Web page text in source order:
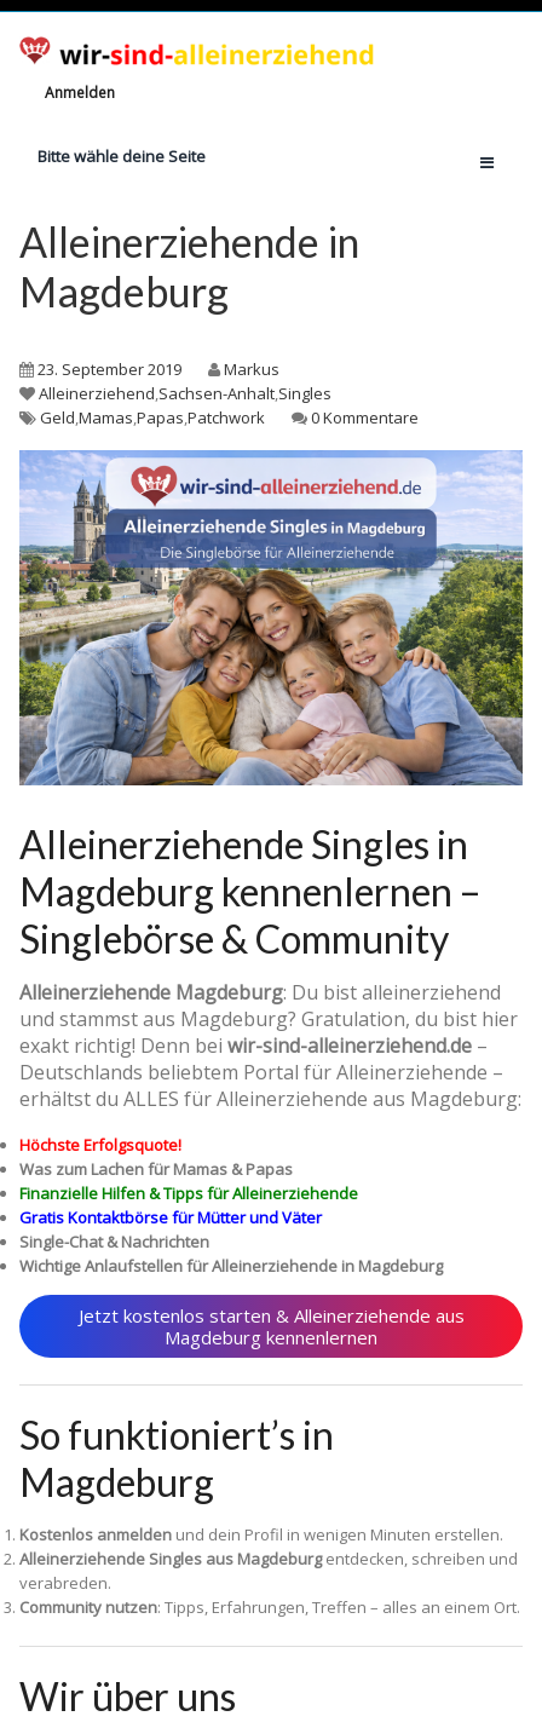
Anmelden
Bitte wähle deine Seite
Jetzt registrieren!
Ratgeber
Finanzielle Hilfe
Witze
Wissen
Rechte
Alleinerziehende in
Magdeburg
23. September 2019
Markus
Alleinerziehend,Sachsen-Anhalt,Singles
Geld,Mamas,Papas,Patchwork 0 Kommentare
Alleinerziehende Singles in
Magdeburg kennenlernen –
Singlebörse & Community
Alleinerziehende Magdeburg: Du bist alleinerziehend
und stammst aus Magdeburg? Gratulation, du bist hier
exakt richtig! Denn bei wir-sind-alleinerziehend.de –
Deutschlands beliebtem Portal für Alleinerziehende –
erhältst du ALLES für Alleinerziehende aus Magdeburg:
Höchste Erfolgsquote!
Was zum Lachen für Mamas & Papas
Finanzielle Hilfen & Tipps für Alleinerziehende
Gratis Kontaktbörse für Mütter und Väter
Single-Chat & Nachrichten
Wichtige Anlaufstellen für Alleinerziehende in Magdeburg
Jetzt kostenlos starten & Alleinerziehende aus
Magdeburg kennenlernen
So funktioniert’s in
Magdeburg
Kostenlos anmelden und dein Profil in wenigen Minuten erstellen.
Alleinerziehende Singles aus Magdeburgentdecken, schreiben und
verabreden.
Community nutzen: Tipps, Erfahrungen, Treffen – alles an einem Ort.
Wir über uns